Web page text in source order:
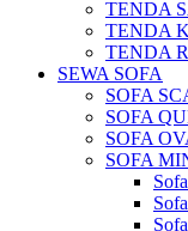
TENDA
TENDA
TENDA
SEWA SOFA
SOFA
SOFA
SOFA
SOFA